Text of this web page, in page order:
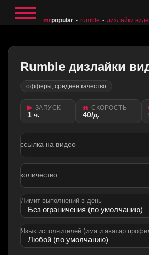
mrpopular rumble дизлайки
Rumble дизлайки
офферы, среднее качество
ЗАПУСК
1 ч.
СКОРОСТЬ
40/д.
ссылка на видео
количество
Лимит выполнений в день
Язык исполнителей (имя и аватар